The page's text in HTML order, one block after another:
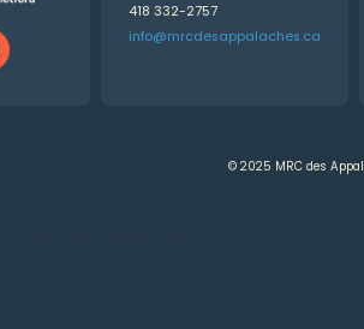
418 332-2757
info@mrcdesappalaches.ca
© 2025 MRC des